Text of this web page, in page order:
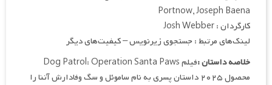
Portnow, Joseph Baena
کارگردان : Josh Webber
لینک‌های مرتبط : جستجوی زیرنویس – کیفیت‌های دیگر
خلاصه داستان :
فیلم Dog Patrol: Operation Santa Paws
محصول ۲۰۲۵ داستان پسری به نام ساموئل و سگ وفادارش آتنا را